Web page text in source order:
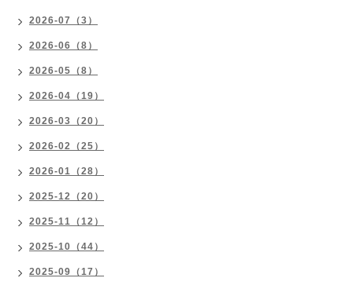
2026-07（3）
2026-06（8）
2026-05（8）
2026-04（19）
2026-03（20）
2026-02（25）
2026-01（28）
2025-12（20）
2025-11（12）
2025-10（44）
2025-09（17）